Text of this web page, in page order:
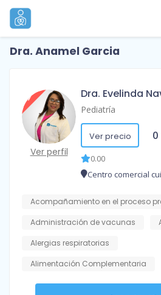
Dra. Anamel Garcia
Ver perfil
Dra. Evelinda
Pediatría
Ver precio 0
0.00
Centro comercial
Acompañamiento en el proceso
Administración de vacunas
Alergias respiratorias
Alimentación Complementaria